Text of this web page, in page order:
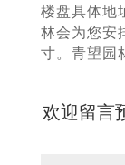
楼盘具体地
林会为您安
寸。青望园
欢迎留言